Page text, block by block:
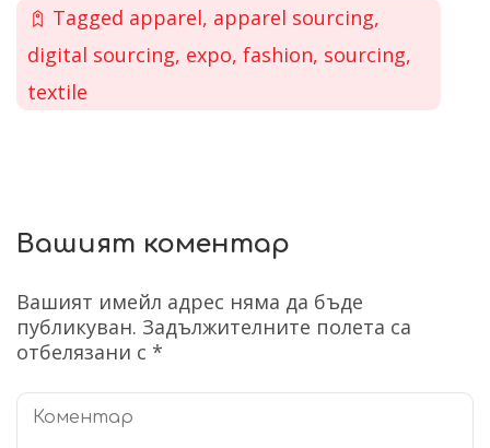
Tagged apparel, apparel sourcing,
digital sourcing, expo, fashion, sourcing,
textile
Вашият коментар
Вашият имейл адрес няма да бъде
публикуван. Задължителните полета са
отбелязани с *